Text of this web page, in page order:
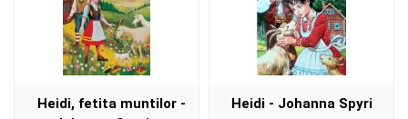
Heidi, fetita muntilor -
Heidi - Johanna Spyri